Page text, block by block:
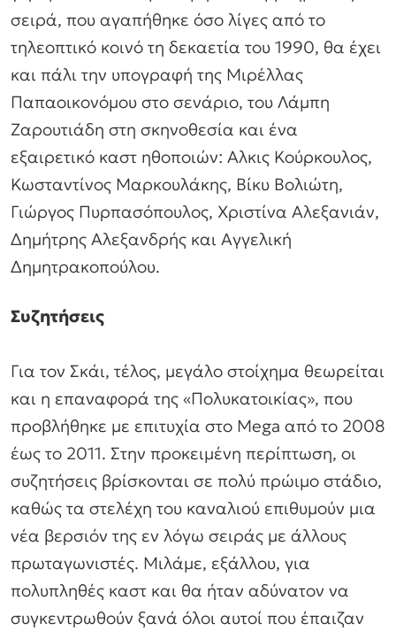
σειρά, που αγαπήθηκε όσο λίγες από το
τηλεοπτικό κοινό τη δεκαετία του 1990, θα έχει
και πάλι την υπογραφή της Μιρέλλας
Παπαοικονόμου στο σενάριο, του Λάμπη
Ζαρουτιάδη στη σκηνοθεσία και ένα
εξαιρετικό καστ ηθοποιών: Αλκις Κούρκουλος,
Κωσταντίνος Μαρκουλάκης, Βίκυ Βολιώτη,
Γιώργος Πυρπασόπουλος, Χριστίνα Αλεξανιάν,
Δημήτρης Αλεξανδρής και Αγγελική
Δημητρακοπούλου.
Συζητήσεις
Για τον Σκάι, τέλος, μεγάλο στοίχημα θεωρείται
και η επαναφορά της «Πολυκατοικίας», που
προβλήθηκε με επιτυχία στο Mega από το 2008
έως το 2011. Στην προκειμένη περίπτωση, οι
συζητήσεις βρίσκονται σε πολύ πρώιμο στάδιο,
καθώς τα στελέχη του καναλιού επιθυμούν μια
νέα βερσιόν της εν λόγω σειράς με άλλους
πρωταγωνιστές. Μιλάμε, εξάλλου, για
πολυπληθές καστ και θα ήταν αδύνατον να
συγκεντρωθούν ξανά όλοι αυτοί που έπαιζαν